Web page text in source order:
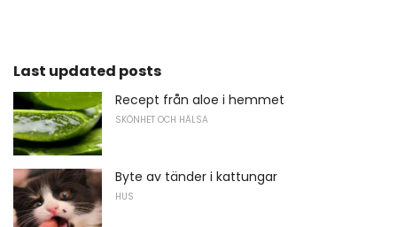
Last updated posts
Recept från aloe i hemmet
SKÖNHET OCH HÄLSA
Byte av tänder i kattungar
HUS